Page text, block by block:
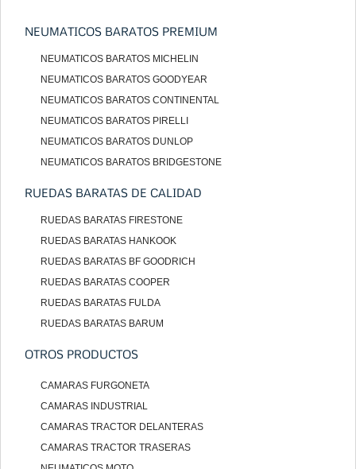
NEUMATICOS BARATOS PREMIUM
NEUMATICOS BARATOS MICHELIN
NEUMATICOS BARATOS GOODYEAR
NEUMATICOS BARATOS CONTINENTAL
NEUMATICOS BARATOS PIRELLI
NEUMATICOS BARATOS DUNLOP
NEUMATICOS BARATOS BRIDGESTONE
RUEDAS BARATAS DE CALIDAD
RUEDAS BARATAS FIRESTONE
RUEDAS BARATAS HANKOOK
RUEDAS BARATAS BF GOODRICH
RUEDAS BARATAS COOPER
RUEDAS BARATAS FULDA
RUEDAS BARATAS BARUM
OTROS PRODUCTOS
CAMARAS FURGONETA
CAMARAS INDUSTRIAL
CAMARAS TRACTOR DELANTERAS
CAMARAS TRACTOR TRASERAS